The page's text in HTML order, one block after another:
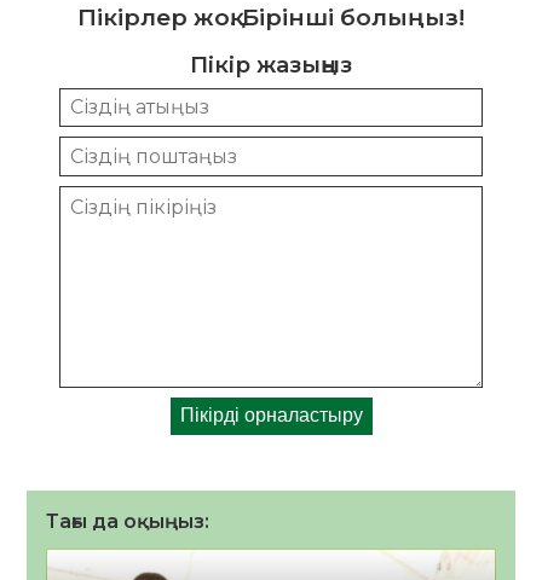
Пікірлер жоқ. Бірінші болыңыз!
Пікір жазыңыз
Тағы да оқыңыз: